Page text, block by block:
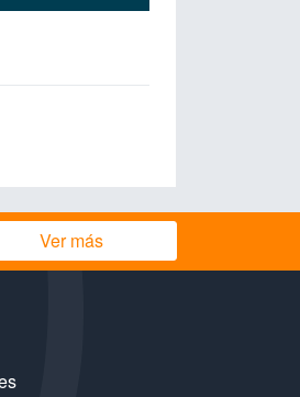
Ver más